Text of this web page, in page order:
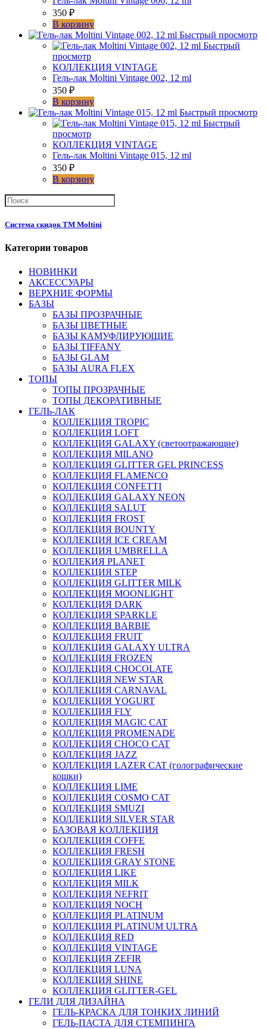
350 ₽
В корзину
Быстрый просмотр
Быстрый
просмотр
КОЛЛЕКЦИЯ VINTAGE
Гель-лак Moltini Vintage 002, 12 ml
350 ₽
В корзину
Быстрый просмотр
Быстрый
просмотр
КОЛЛЕКЦИЯ VINTAGE
Гель-лак Moltini Vintage 015, 12 ml
350 ₽
В корзину
Система скидок ТМ Moltini
Категории товаров
НОВИНКИ
АКСЕССУАРЫ
ВЕРХНИЕ ФОРМЫ
БАЗЫ
БАЗЫ ПРОЗРАЧНЫЕ
БАЗЫ ЦВЕТНЫЕ
БАЗЫ КАМУФЛИРУЮЩИЕ
БАЗЫ TIFFANY
БАЗЫ GLAM
БАЗЫ AURA FLEX
ТОПЫ
ТОПЫ ПРОЗРАЧНЫЕ
ТОПЫ ДЕКОРАТИВНЫЕ
ГЕЛЬ-ЛАК
КОЛЛЕКЦИЯ TROPIC
КОЛЛЕКЦИЯ LOFT
КОЛЛЕКЦИЯ GALAXY (светоотражающие)
КОЛЛЕКЦИЯ MILANO
КОЛЛЕКЦИЯ GLITTER GEL PRINCESS
КОЛЛЕКЦИЯ FLAMENCO
КОЛЛЕКЦИЯ CONFETTI
КОЛЛЕКЦИЯ GALAXY NEON
КОЛЛЕКЦИЯ SALUT
КОЛЛЕКЦИЯ FROST
КОЛЛЕКЦИЯ BOUNTY
КОЛЛЕКЦИЯ ICE CREAM
КОЛЛЕКЦИЯ UMBRELLA
КОЛЛЕКИЯ PLANET
КОЛЛЕКЦИЯ STEP
КОЛЛЕКЦИЯ GLITTER MILK
КОЛЛЕКЦИЯ MOONLIGHT
КОЛЛЕКЦИЯ DARK
КОЛЛЕКЦИЯ SPARKLE
КОЛЛЕКЦИЯ BARBIE
КОЛЛЕКЦИЯ FRUIT
КОЛЛЕКЦИЯ GALAXY ULTRA
КОЛЛЕКЦИЯ FROZEN
КОЛЛЕКЦИЯ CHOCOLATE
КОЛЛЕКЦИЯ NEW STAR
КОЛЛЕКЦИЯ CARNAVAL
КОЛЛЕКЦИЯ YOGURT
КОЛЛЕКЦИЯ FLY
КОЛЛЕКЦИЯ MAGIC CAT
КОЛЛЕКЦИЯ PROMENADE
КОЛЛЕКЦИЯ CHOCO CAT
КОЛЛЕКЦИЯ JAZZ
КОЛЛЕКЦИЯ LAZER CAT (голографические
кошки)
КОЛЛЕКЦИЯ LIME
КОЛЛЕКЦИЯ COSMO CAT
КОЛЛЕКЦИЯ SMUZI
КОЛЛЕКЦИЯ SILVER STAR
БАЗОВАЯ КОЛЛЕКЦИЯ
КОЛЛЕКЦИЯ COFFE
КОЛЛЕКЦИЯ FRESH
КОЛЛЕКЦИЯ GRAY STONE
КОЛЛЕКЦИЯ LIKE
КОЛЛЕКЦИЯ MILK
КОЛЛЕКЦИЯ NEFRIT
КОЛЛЕКЦИЯ NOCH
КОЛЛЕКЦИЯ PLATINUM
КОЛЛЕКЦИЯ PLATINUM ULTRA
КОЛЛЕКЦИЯ RED
КОЛЛЕКЦИЯ VINTAGE
КОЛЛЕКЦИЯ ZEFIR
КОЛЛЕКЦИЯ LUNA
КОЛЛЕКЦИЯ SHINE
КОЛЛЕКЦИЯ GLITTER-GEL
ГЕЛИ ДЛЯ ДИЗАЙНА
ГЕЛЬ-КРАСКА ДЛЯ ТОНКИХ ЛИНИЙ
ГЕЛЬ-ПАСТА ДЛЯ СТЕМПИНГА